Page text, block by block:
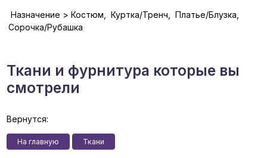
Назначение > Костюм, Куртка/Тренч, Платье/Блузка,
Сорочка/Рубашка
Ткани и фурнитура которые вы
смотрели
Вернутся:
На главную Ткани